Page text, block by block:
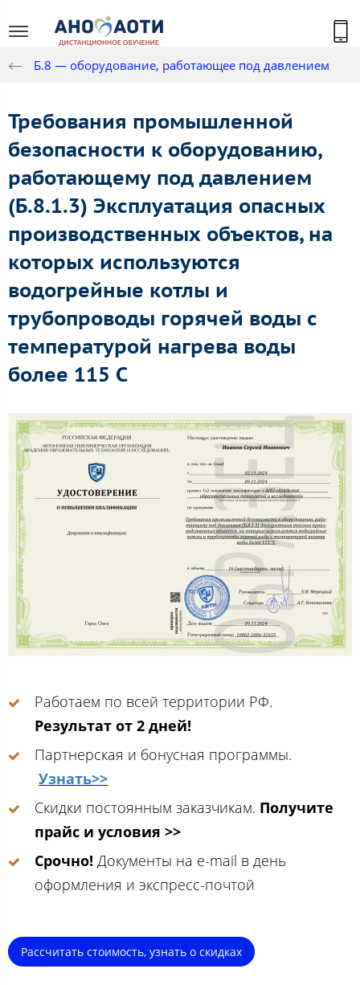
Б.8 — оборудование, работающее под давлением
Требования промышленной
безопасности к оборудованию,
работающему под давлением
(Б.8.1.3) Эксплуатация опасных
производственных объектов, на
которых используются
водогрейные котлы и
трубопроводы горячей воды с
температурой нагрева воды
более 115 C
Работаем по всей территории РФ.
Результат от 2 дней!
Партнерская и бонусная программы.
Узнать>>
Скидки постоянным заказчикам. Получите
прайс и условия >>
Срочно! Документы на e-mail в день
оформления и экспресс-почтой
Рассчитать стоимость, узнать о скидках